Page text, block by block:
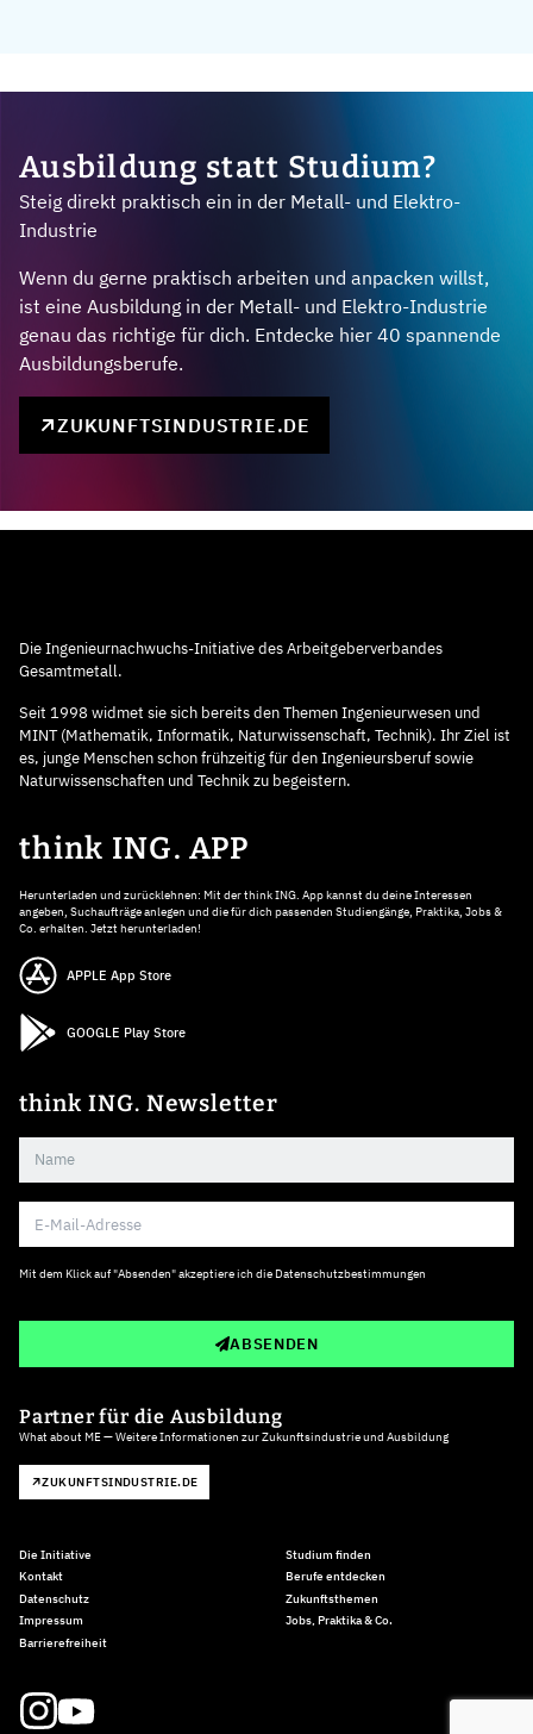
Ausbildung statt Studium?
Steig direkt praktisch ein in der Metall- und Elektro-
Industrie
Wenn du gerne praktisch arbeiten und anpacken willst,
ist eine Ausbildung in der Metall- und Elektro-Industrie
genau das richtige für dich. Entdecke hier 40 spannende
Ausbildungsberufe.
ZUKUNFTSINDUSTRIE.DE
Die Ingenieurnachwuchs-Initiative des Arbeitgeberverbandes
Gesamtmetall.
Seit 1998 widmet sie sich bereits den Themen Ingenieurwesen und
MINT (Mathematik, Informatik, Naturwissenschaft, Technik). Ihr Ziel ist
es, junge Menschen schon frühzeitig für den Ingenieursberuf sowie
Naturwissenschaften und Technik zu begeistern.
think ING. APP
Herunterladen und zurücklehnen: Mit der think ING. App kannst du deine Interessen
angeben, Suchaufträge anlegen und die für dich passenden Studiengänge, Praktika, Jobs &
Co. erhalten. Jetzt herunterladen!
APPLE App Store
GOOGLE Play Store
think ING. Newsletter
Mit dem Klick auf "Absenden" akzeptiere ich die Datenschutzbestimmungen
ABSENDEN
Partner für die Ausbildung
What about ME — Weitere Informationen zur Zukunftsindustrie und Ausbildung
ZUKUNFTSINDUSTRIE.DE
Die Initiative
Kontakt
Datenschutz
Impressum
Barrierefreiheit
Studium finden
Berufe entdecken
Zukunftsthemen
Jobs, Praktika & Co.